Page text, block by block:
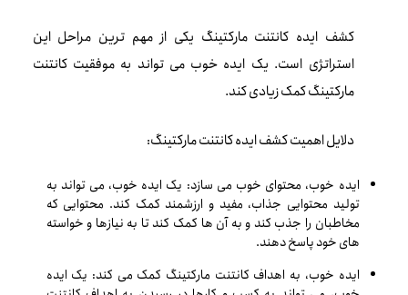
کشف ایده کانتنت مارکتینگ یکی از مهم ترین مراحل این
استراتژی است. یک ایده خوب می تواند به موفقیت کانتنت
مارکتینگ کمک زیادی کند.
دلایل اهمیت کشف ایده کانتنت مارکتینگ:
ایده خوب، محتوای خوب می سازد: یک ایده خوب، می تواند به
تولید محتوایی جذاب، مفید و ارزشمند کمک کند. محتوایی که
مخاطبان را جذب کند و به آن ها کمک کند تا به نیازها و خواسته
های خود پاسخ دهند.
ایده خوب، به اهداف کانتنت مارکتینگ کمک می کند: یک ایده